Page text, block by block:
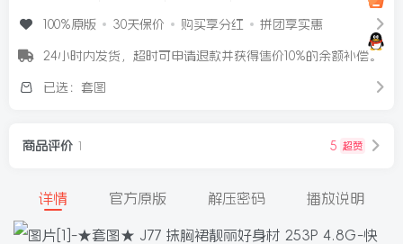
100%原版 30天保价 购买享分红 拼团享实惠
24小时内发货，超时可申请退款并获得售价10%的余额补偿。
已选：套图
商品评价 1 5 超赞
详情 官方原版 解压密码 播放说明